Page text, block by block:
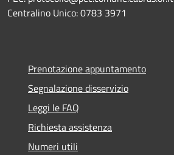
Centralino Unico: 0783 3971
Prenotazione appuntamento
Segnalazione disservizio
Leggi le FAQ
Richiesta assistenza
Numeri utili